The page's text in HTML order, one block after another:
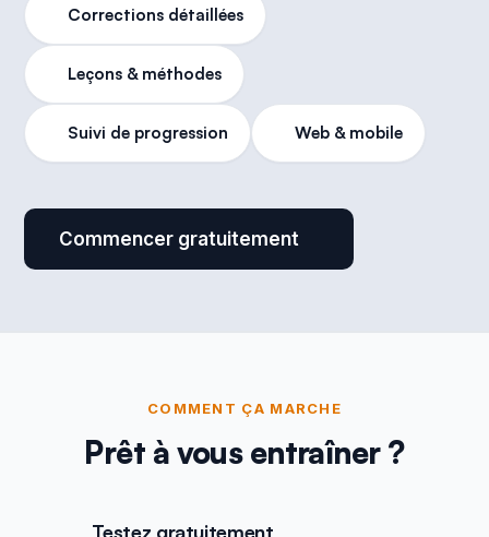
Corrections détaillées
Leçons & méthodes
Suivi de progression Web & mobile
Commencer gratuitement
COMMENT ÇA MARCHE
Prêt à vous entraîner ?
Testez gratuitement